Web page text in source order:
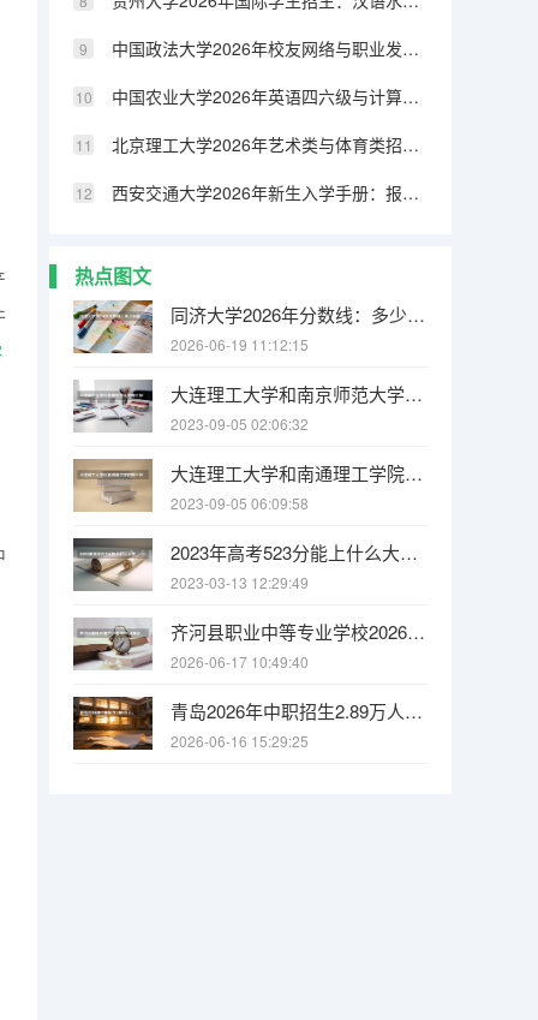
中国政法大学2026年校友网络与职业发展：校友会资源与行业导师计划
中国农业大学2026年英语四六级与计算机等级考试：校内考点与通过率
北京理工大学2026年艺术类与体育类招生分数线及专业考试要求
西安交通大学2026年新生入学手册：报到时间、所需材料与生活攻略
热点图文
同济大学2026年分数线：多少分能上？考多少名才敢报？
2026-06-19 11:12:15
大连理工大学和南京师范大学哪个好 录取分数线对比
2023-09-05 02:06:32
大连理工大学和南通理工学院哪个好 录取分数线对比
2023-09-05 06:09:58
2023年高考523分能上什么大学 2023年高考376分能上什么大学
2023-03-13 12:29:49
齐河县职业中等专业学校2026年优势专业与招生计划
2026-06-17 10:49:40
青岛2026年中职招生2.89万人，职普融通可互转学籍
2026-06-16 15:29:25